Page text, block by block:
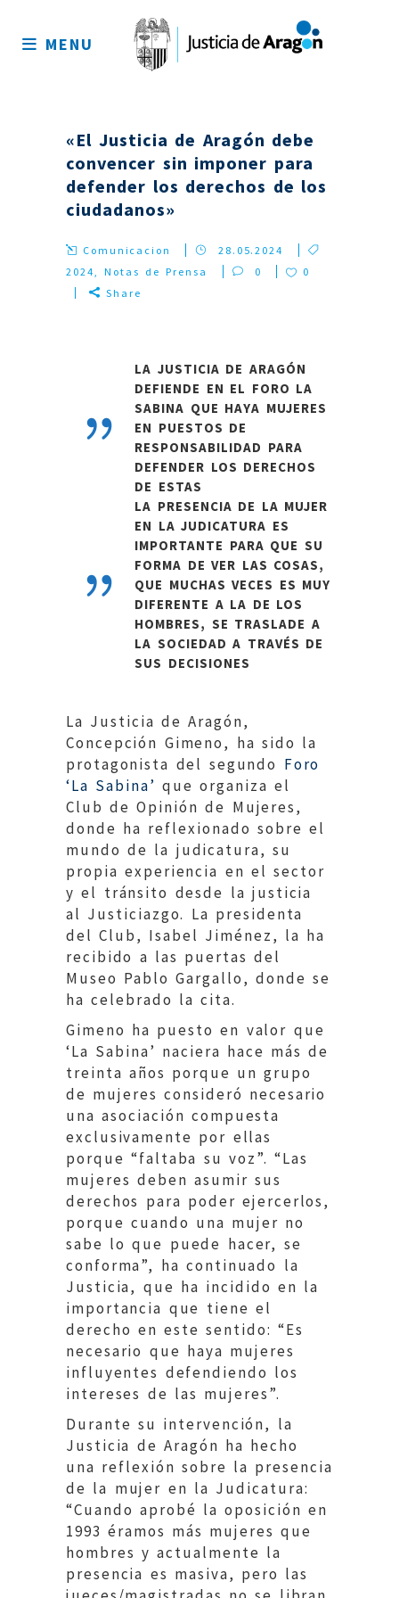
sitio
MENU
«El Justicia de Aragón debe
convencer sin imponer para
defender los derechos de los
ciudadanos»
Comunicacion
28.05.2024
2024,Notas de Prensa 0
0
Share
LA JUSTICIA DE ARAGÓN
DEFIENDE EN EL FORO LA
SABINA QUE HAYA MUJERES
EN PUESTOS DE
RESPONSABILIDAD PARA
DEFENDER LOS DERECHOS
DE ESTAS
LA PRESENCIA DE LA MUJER
EN LA JUDICATURA ES
IMPORTANTE PARA QUE SU
FORMA DE VER LAS COSAS,
QUE MUCHAS VECES ES MUY
DIFERENTE A LA DE LOS
HOMBRES, SE TRASLADE A
LA SOCIEDAD A TRAVÉS DE
SUS DECISIONES
La Justicia de Aragón,
Concepción Gimeno, ha sido la
protagonista del segundo Foro
‘La Sabina’ que organiza el
Club de Opinión de Mujeres,
donde ha reflexionado sobre el
mundo de la judicatura, su
propia experiencia en el sector
y el tránsito desde la justicia
al Justiciazgo. La presidenta
del Club, Isabel Jiménez, la ha
recibido a las puertas del
Museo Pablo Gargallo, donde se
ha celebrado la cita.
Gimeno ha puesto en valor que
‘La Sabina’ naciera hace más de
treinta años porque un grupo
de mujeres consideró necesario
una asociación compuesta
exclusivamente por ellas
porque “faltaba su voz”. “Las
mujeres deben asumir sus
derechos para poder ejercerlos,
porque cuando una mujer no
sabe lo que puede hacer, se
conforma”, ha continuado la
Justicia, que ha incidido en la
importancia que tiene el
derecho en este sentido: “Es
necesario que haya mujeres
influyentes defendiendo los
intereses de las mujeres”.
Durante su intervención, la
Justicia de Aragón ha hecho
una reflexión sobre la presencia
de la mujer en la Judicatura:
“Cuando aprobé la oposición en
1993 éramos más mujeres que
hombres y actualmente la
presencia es masiva, pero las